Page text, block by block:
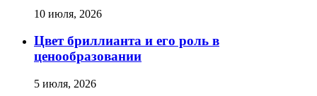
10 июля, 2026
Цвет бриллианта и его роль в
ценообразовании
5 июля, 2026